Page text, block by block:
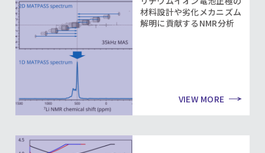
材料設計や劣化メカニズム
解明に貢献するNMR分析
VIEW MORE